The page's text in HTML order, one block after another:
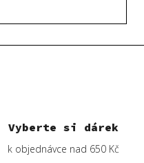
Vyberte si dárek
k objednávce nad 650 Kč